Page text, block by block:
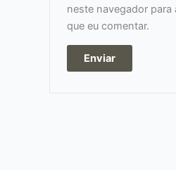
neste navegador para
que eu comentar.